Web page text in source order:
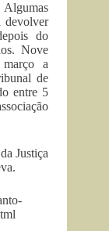
Algumas
devolver
do
Nove
a
de
entre 5
Justiça